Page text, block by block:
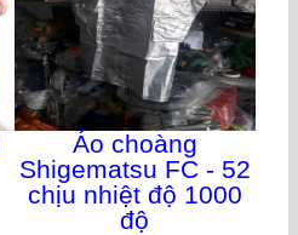
Áo choàng
Shigematsu FC - 52
chịu nhiệt độ 1000
độ